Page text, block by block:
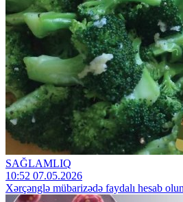
SAĞLAMLIQ
10:52 07.05.2026
Xərçənglə mübarizədə faydalı hesab